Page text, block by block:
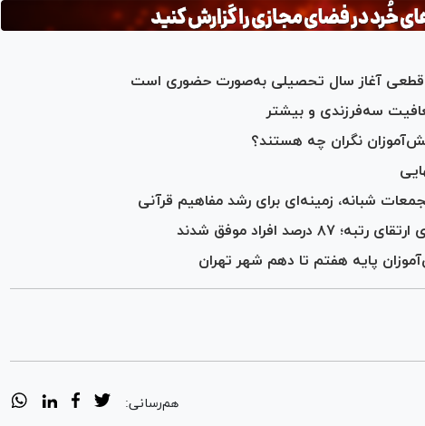
آغاز سال تحصیلی به‌صورت حضوری است
سه‌فرزندی و بیشتر
شبانه، زمینه‌ای برای رشد مفاهیم قرآنی
پایه هفتم تا دهم شهر تهران
هم‌رسانی: